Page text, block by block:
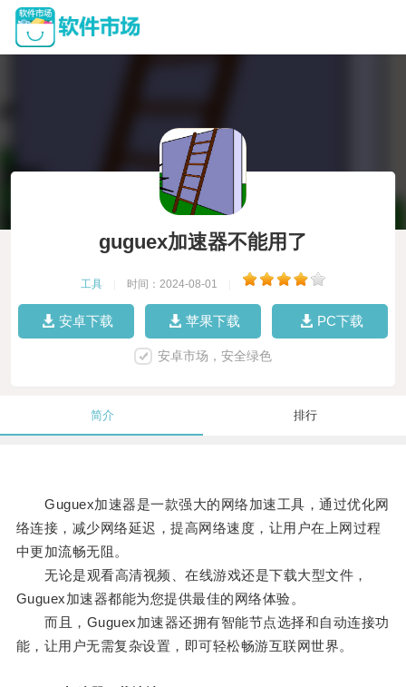
guguex加速器不能用了
工具 时间：2024-08-01
安卓下载 苹果下载 PC下载
安卓市场，安全绿色
简介 排行
Guguex加速器是一款强大的网络加速工具，通过优化网
络连接，减少网络延迟，提高网络速度，让用户在上网过程
中更加流畅无阻。
无论是观看高清视频、在线游戏还是下载大型文件，
Guguex加速器都能为您提供最佳的网络体验。
而且，Guguex加速器还拥有智能节点选择和自动连接功
能，让用户无需复杂设置，即可轻松畅游互联网世界。